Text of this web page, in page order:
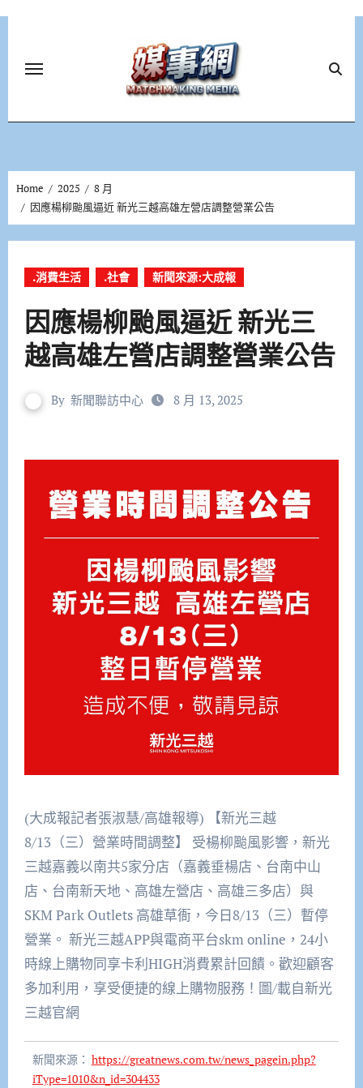
Home 2025
8 月
因應楊柳颱風逼近 新光三越高雄左營店調整營業公告
.消費生活 .社會 新聞來源:大成報
因應楊柳颱風逼近 新光三
越高雄左營店調整營業公告
By 新聞聯訪中心 8 月 13, 2025
(大成報記者張淑慧/高雄報導) 【新光三越
8/13（三）營業時間調整】 受楊柳颱風影響，新光
三越嘉義以南共5家分店（嘉義垂楊店、台南中山
店、台南新天地、高雄左營店、高雄三多店）與
SKM Park Outlets 高雄草衙，今日8/13（三）暫停
營業。 新光三越APP與電商平台skm online，24小
時線上購物同享卡利HIGH消費累計回饋。歡迎顧客
多加利用，享受便捷的線上購物服務！圖/載自新光
三越官網
新聞來源： https://greatnews.com.tw/news_pagein.php?
iType=1010&n_id=304433